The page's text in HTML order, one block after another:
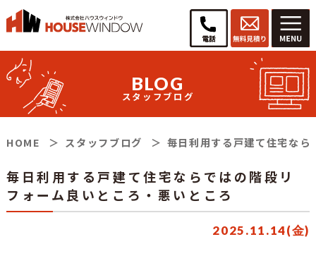
BLOG
スタッフブログ
HOME スタッフブログ 毎日利用する戸建て住宅な
毎日利用する戸建て住宅ならではの階段リ
フォーム良いところ・悪いところ
2025.11.14(金)